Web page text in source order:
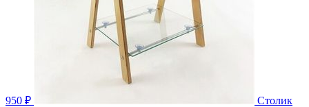
950 ₽
Столик